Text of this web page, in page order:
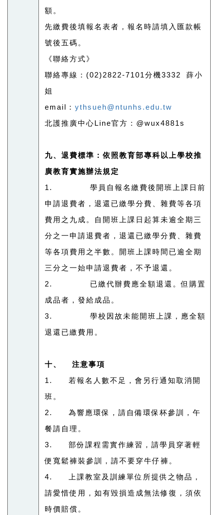
額。
先繳費後填報名表者，報名時請填入匯款帳
號後五碼。
《聯絡方式》
聯絡專線： (02)2822-7101分機3332 薛小
姐
email ： ythsueh@ntunhs.edu.tw
北護推廣中心Line官方：@wux4881s
九、退費標準：依照教育部專科以上學校推
廣教育實施辦法規定
1. 學員自報名繳費後開班上課日前
申請退費者，退還已繳學分費、雜費等各項
費用之九成。自開班上課日起算未逾全期三
分之一申請退費者，退還已繳學分費、雜費
等各項費用之半數。開班上課時間已逾全期
三分之一始申請退費者，不予退還。
2. 已繳代辦費應全額退還。但購置
成品者，發給成品。
3. 學校因故未能開班上課，應全額
退還已繳費用。
十、 注意事項
1. 若報名人數不足，會另行通知取消開
班。
2. 為響應環保，請自備環保杯參訓，午
餐請自理。
3. 部份課程需實作練習，請學員穿著輕
便寬鬆褲裝參訓，請不要穿牛仔褲。
4. 上課教室及訓練單位所提供之物品，
請愛惜使用，如有毀損造成無法修復， 須依
時價賠償。